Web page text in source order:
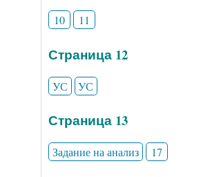
10 11
Страница 12
УС УС
Страница 13
Задание на анализ 17